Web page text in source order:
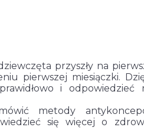
przyszły na
pierwszej miesiączki.
i odpowiedzieć
metody
się więcej o